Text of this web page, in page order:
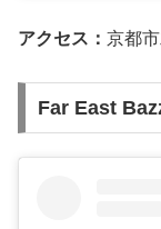
アクセス： 京都
Far East